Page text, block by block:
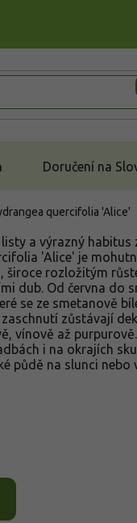
Doručení na
quercifolia 'Alice'
a výrazný habitus
'Alice' je
široce rozložitým
dub. Od června do
se ze smetanově
zůstávají
vínově až
i na okrajích
půdě na slunci nebo